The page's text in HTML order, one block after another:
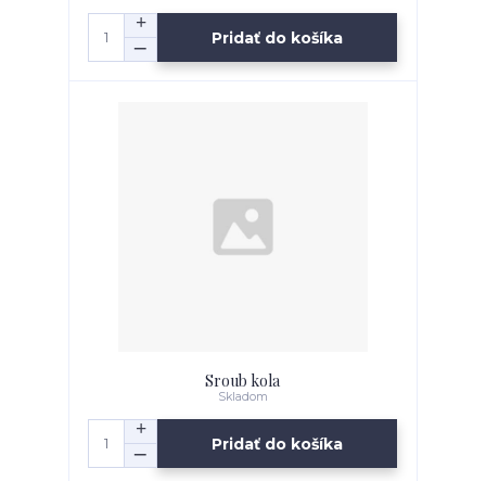
Pridať do košíka
Sroub kola
Skladom
Pridať do košíka